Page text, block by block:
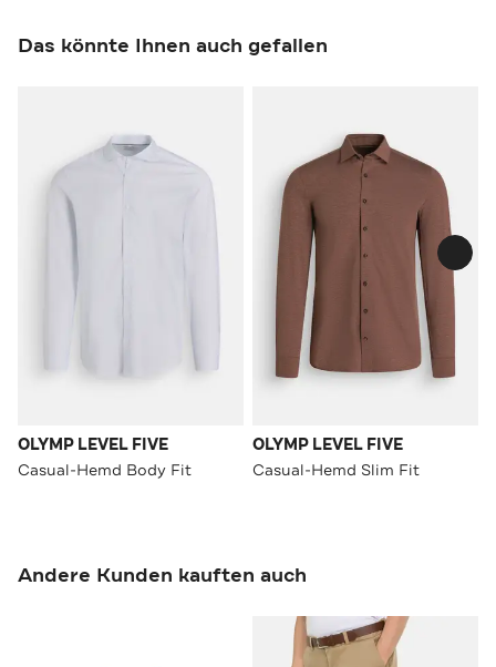
Das könnte Ihnen auch gefallen
OLYMP LEVEL FIVE
Casual-Hemd Body Fit
OLYMP LEVEL FIVE
Casual-Hemd Slim Fit
Andere Kunden kauften auch